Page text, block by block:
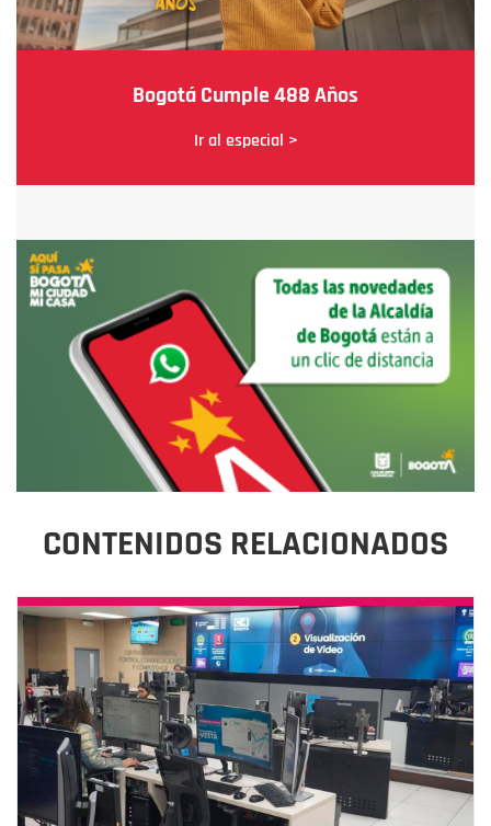
Bogotá Cumple 488 Años
Ir al especial >
CONTENIDOS RELACIONADOS